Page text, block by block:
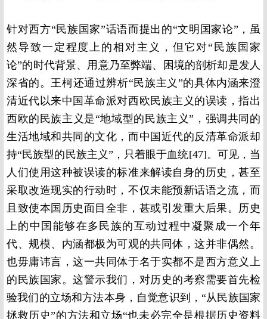
针对西方“民族国家”话语而提出的“文明国家论”，虽
然导致一定程度上的相对主义，但它对“民族国家
论”的时代背景、用意乃至弊端、困境的剖析却是发人
深省的。王柯还通过辨析“民族主义”的具体内涵来澄
清近代以来中国革命派对西欧民族主义的误读，指出
西欧的民族主义是“地域型的民族主义”，强调共同的
生活地域和共同的文化，而中国近代的反清革命派却
持“民族型的民族主义”，只着眼于血统[47]。可见，当
人们使用这种被误读的标准来解读自身的历史，甚至
采取改造现实的行动时，不仅未能预新话语之流，而
且致使本国历史面目全非，甚或引发重大后果。历史
上的中国能够在多民族的互动过程中凝聚成一个年
代、规模、内涵都极为可观的共同体，这并非偶然。
也毋庸讳言，这一共同体于名于实都不是西方意义上
的民族国家。这警示我们，对历史的考察需要首先检
验我们的立场和方法本身，自觉意识到，“从民族国家
拯救历史”的方法和立场“也未必完全是根据历史资料